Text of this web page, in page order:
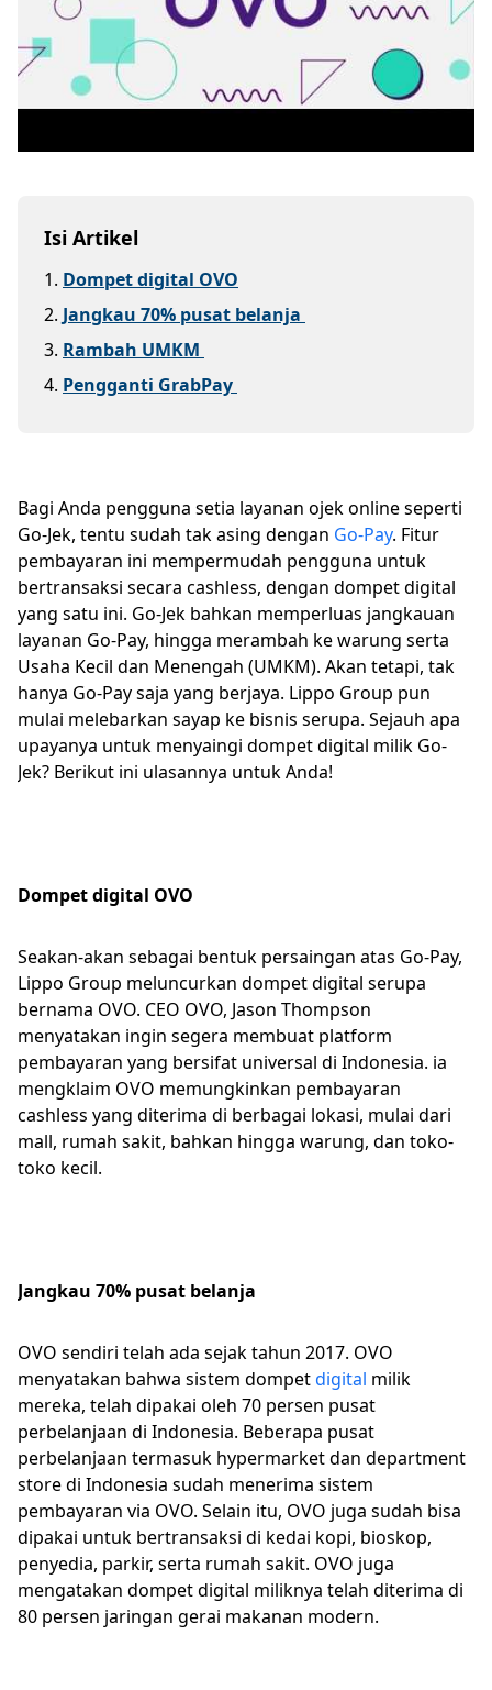
Isi Artikel
1. Dompet digital OVO
2. Jangkau 70% pusat belanja
3. Rambah UMKM
4. Pengganti GrabPay
Bagi Anda pengguna setia layanan ojek online seperti
Go-Jek, tentu sudah tak asing dengan Go-Pay. Fitur
pembayaran ini mempermudah pengguna untuk
bertransaksi secara cashless, dengan dompet digital
yang satu ini. Go-Jek bahkan memperluas jangkauan
layanan Go-Pay, hingga merambah ke warung serta
Usaha Kecil dan Menengah (UMKM). Akan tetapi, tak
hanya Go-Pay saja yang berjaya. Lippo Group pun
mulai melebarkan sayap ke bisnis serupa. Sejauh apa
upayanya untuk menyaingi dompet digital milik Go-
Jek? Berikut ini ulasannya untuk Anda!
Dompet digital OVO
Seakan-akan sebagai bentuk persaingan atas Go-Pay,
Lippo Group meluncurkan dompet digital serupa
bernama OVO. CEO OVO, Jason Thompson
menyatakan ingin segera membuat platform
pembayaran yang bersifat universal di Indonesia. ia
mengklaim OVO memungkinkan pembayaran
cashless yang diterima di berbagai lokasi, mulai dari
mall, rumah sakit, bahkan hingga warung, dan toko-
toko kecil.
Jangkau 70% pusat belanja
OVO sendiri telah ada sejak tahun 2017. OVO
menyatakan bahwa sistem dompetdigital milik
mereka, telah dipakai oleh 70 persen pusat
perbelanjaan di Indonesia. Beberapa pusat
perbelanjaan termasuk hypermarket dan department
store di Indonesia sudah menerima sistem
pembayaran via OVO. Selain itu, OVO juga sudah bisa
dipakai untuk bertransaksi di kedai kopi, bioskop,
penyedia, parkir, serta rumah sakit. OVO juga
mengatakan dompet digital miliknya telah diterima di
80 persen jaringan gerai makanan modern.